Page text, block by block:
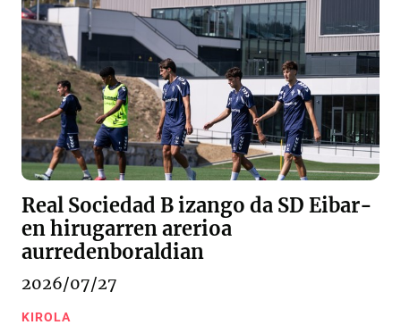
Real Sociedad B izango da SD Eibar-
en hirugarren arerioa
aurredenboraldian
2026/07/27
KIROLA